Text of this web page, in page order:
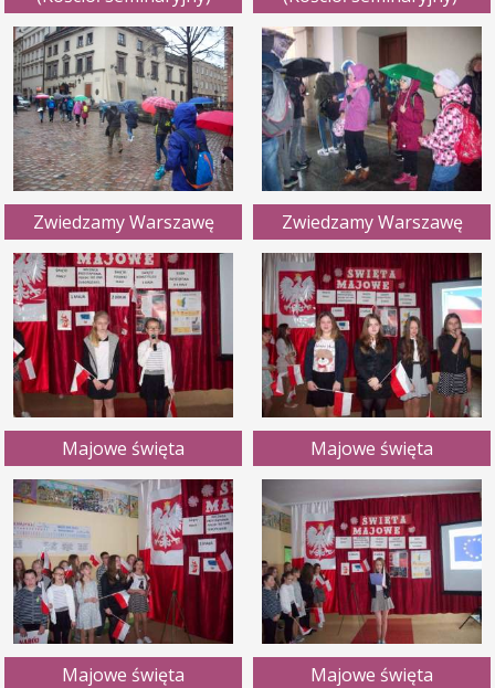
Zwiedzamy Warszawę Zwiedzamy Warszawę
Majowe święta Majowe święta
Majowe święta Majowe święta